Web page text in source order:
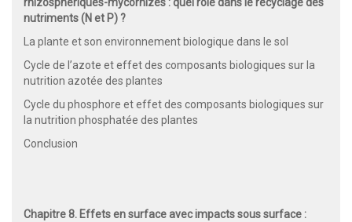
nutriments (N et P) ?
La plante et son environnement biologique dans le sol
Cycle de l’azote et effet des composants biologiques sur la
nutrition azotée des plantes
Cycle du phosphore et effet des composants biologiques sur
la nutrition phosphatée des plantes
Conclusion
Chapitre 8. Effets en surface avec impacts sous surface :